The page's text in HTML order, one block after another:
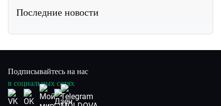
Последние новости
Подписывайтесь на нас
в социальных сетях